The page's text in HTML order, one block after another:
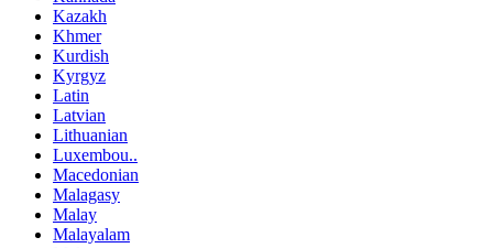
Kazakh
Khmer
Kurdish
Kyrgyz
Latin
Latvian
Lithuanian
Luxembou..
Macedonian
Malagasy
Malay
Malayalam